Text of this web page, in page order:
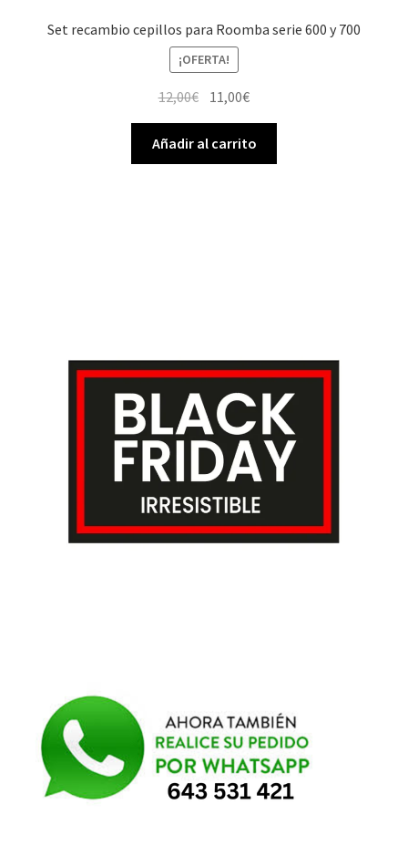
Set recambio cepillos para Roomba serie 600 y 700
¡OFERTA!
12,00€ El
precio
original
era:
11,00€El
precio
actual
es:
Añadir al carrito